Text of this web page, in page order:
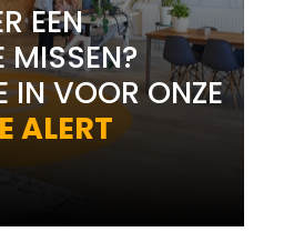
EEN
MISSEN?
IN VOOR ONZE
ALERT